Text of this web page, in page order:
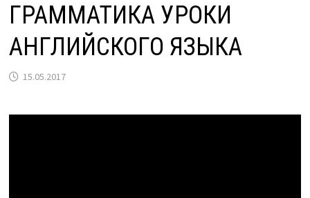
ГРАММАТИКА УРОКИ
АНГЛИЙСКОГО ЯЗЫКА
15.05.2017